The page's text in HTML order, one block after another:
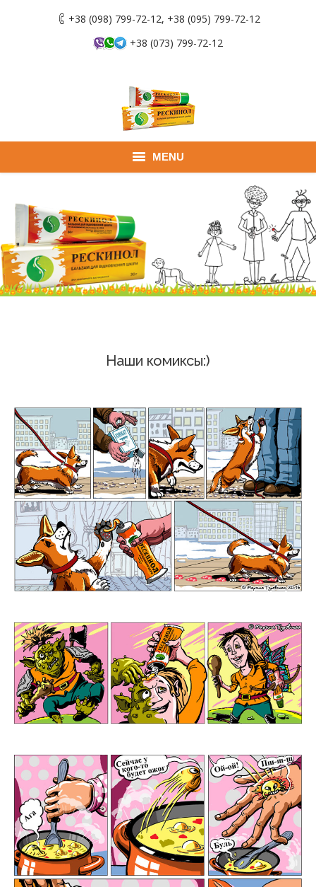
+38 (098) 799-72-12, +38 (095) 799-72-12
+38 (073) 799-72-12
MENU
Продукты
Применение
Где купить
Мульты
Отзывы
Контакты
Наши комиксы:)